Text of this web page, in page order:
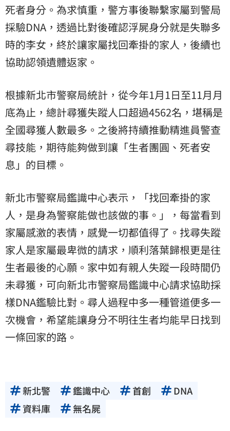
死者身分。為求慎重，警方事後聯繫家屬到警局
採驗DNA，透過比對後確認浮屍身分就是失聯多
時的李女，終於讓家屬找回牽掛的家人，後續也
協助認領遺體返家。
根據新北市警察局統計，從今年1月1日至11月月
底為止，總計尋獲失蹤人口超過4562名，堪稱是
全國尋獲人數最多。之後將持續推動精進員警查
尋技能，期待能夠做到讓「生者團圓、死者安
息」的目標。
新北市警察局鑑識中心表示，「找回牽掛的家
人，是身為警察能做也該做的事。」，每當看到
家屬感激的表情，感覺一切都值得了。找尋失蹤
家人是家屬最卑微的請求，順利落葉歸根更是往
生者最後的心願。家中如有親人失蹤一段時間仍
未尋獲，可向新北市警察局鑑識中心請求協助採
樣DNA鑑驗比對。尋人過程中多一種管道便多一
次機會，希望能讓身分不明往生者均能早日找到
一條回家的路。
新北警 鑑識中心 首創
DNA
資料庫
無名屍